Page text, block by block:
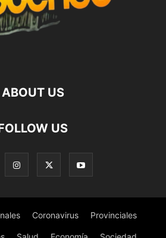
ABOUT US
US
Coronavirus Provinciales